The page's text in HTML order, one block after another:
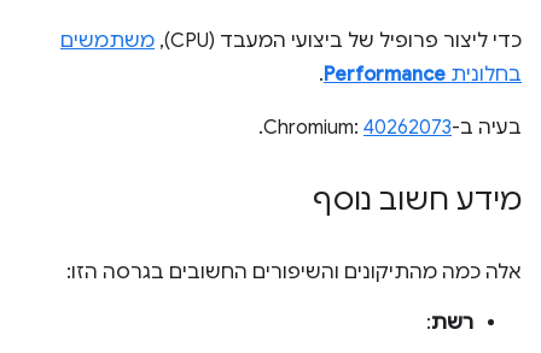
כדי ליצור פרופיל של ביצועי המעבד (CPU),
משתמשים
בחלונית Performance
.
בעיה ב-Chromium:40262073
.
מידע חשוב נוסף
אלה כמה מהתיקונים והשיפורים החשובים בגרסה הזו:
רשת: